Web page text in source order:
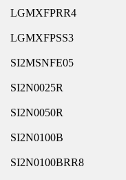
LGMXFPRR4
LGMXFPSS3
SI2MSNFE05
SI2N0025R
SI2N0050R
SI2N0100B
SI2N0100BRR8